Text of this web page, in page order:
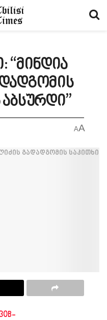
“მინდია
AA